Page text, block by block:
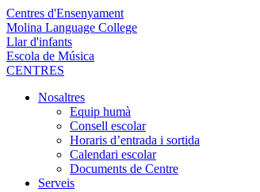
Centres d'Ensenyament
Molina Language College
Llar d'infants
Escola de Música
CENTRES
Nosaltres
Equip humà
Consell escolar
Horaris d’entrada i sortida
Calendari escolar
Documents de Centre
Serveis